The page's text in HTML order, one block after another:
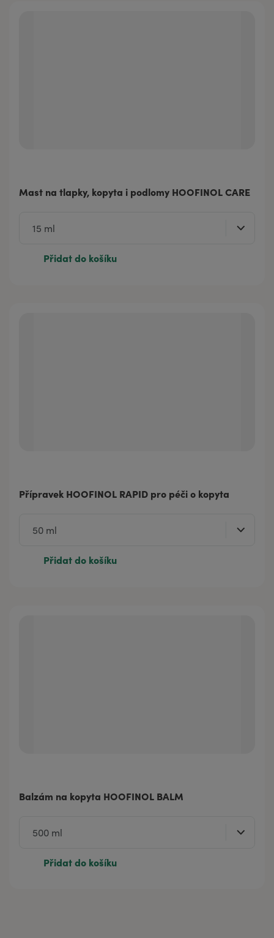
Mast na tlapky, kopyta i podlomy HOOFINOL CARE
Přidat do košíku
Přípravek HOOFINOL RAPID pro péči o kopyta
Přidat do košíku
Balzám na kopyta HOOFINOL BALM
Přidat do košíku